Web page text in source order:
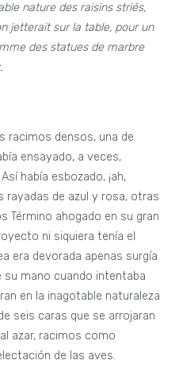
nature des raisins striés,
jetterait sur la table, pour un
des statues de marbre
racimos densos, una de
ensayado, a veces,
había esbozado, ¡ah,
rayadas de azul y rosa, otras
Término ahogado en su gran
ni siquiera tenía el
era devorada apenas surgía
su mano cuando intentaba
en la inagotable naturaleza
seis caras que se arrojaran
azar, racimos como
de las aves.